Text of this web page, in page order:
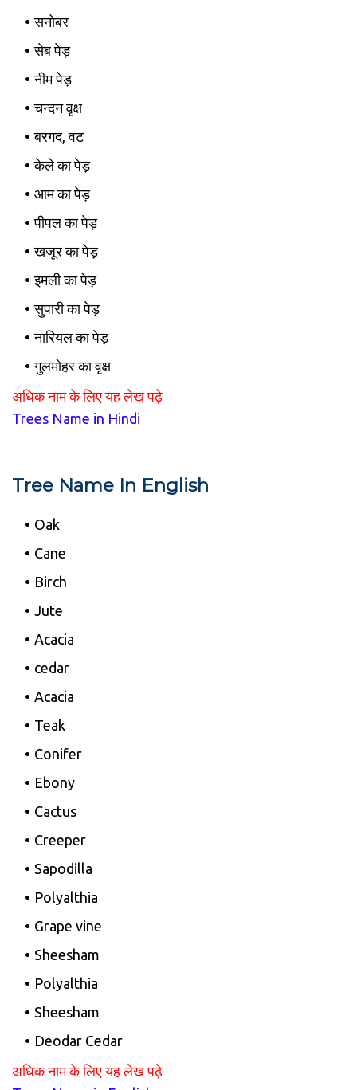
सनोबर
सेब पेड़
नीम पेड़
चन्दन वृक्ष
बरगद, वट
केले का पेड़
आम का पेड़
पीपल का पेड़
खजूर का पेड़
इमली का पेड़
सुपारी का पेड़
नारियल का पेड़
गुलमोहर का वृक्ष
अधिक नाम के लिए यह लेख पढ़े
Trees Name in Hindi
Tree Name In English
Oak
Cane
Birch
Jute
Acacia
cedar
Acacia
Teak
Conifer
Ebony
Cactus
Creeper
Sapodilla
Polyalthia
Grape vine
Sheesham
Polyalthia
Sheesham
Deodar Cedar
अधिक नाम के लिए यह लेख पढ़े